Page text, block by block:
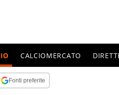
CALCIOMERCATO
Fonti preferite